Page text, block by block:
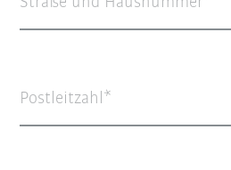
Postleitzahl